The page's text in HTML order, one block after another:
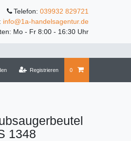
Telefon: 039932 829721
info@1a-handelsagentur.de
Mo - Fr 8:00 - 16:30 Uhr
Registrieren 0
1348